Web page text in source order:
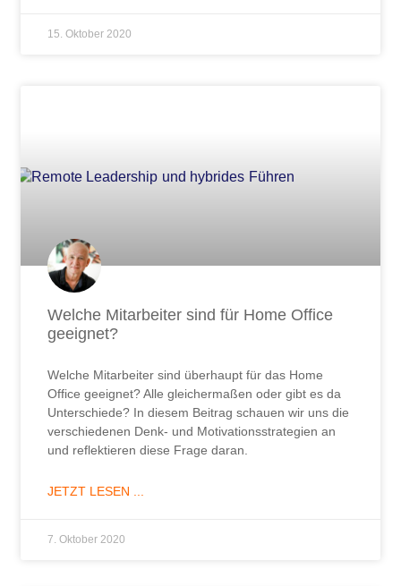
15. Oktober 2020
Welche Mitarbeiter sind für Home Office
geeignet?
Welche Mitarbeiter sind überhaupt für das Home
Office geeignet? Alle gleichermaßen oder gibt es da
Unterschiede? In diesem Beitrag schauen wir uns die
verschiedenen Denk- und Motivationsstrategien an
und reflektieren diese Frage daran.
JETZT LESEN ...
7. Oktober 2020